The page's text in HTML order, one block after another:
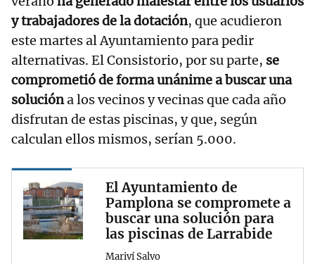
y trabajadores de la dotación, que acudieron
este martes al Ayuntamiento para pedir
alternativas. El Consistorio, por su parte, se
comprometió de forma unánime a buscar una
solucióna los vecinos y vecinas que cada año
disfrutan de estas piscinas, y que, según
calculan ellos mismos, serían 5.000.
El Ayuntamiento de
Pamplona se compromete a
buscar una solución para
las piscinas de Larrabide
Mariví Salvo